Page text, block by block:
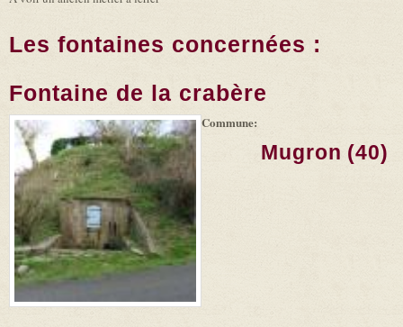
Les fontaines concernées :
Fontaine de la crabère
Leaflet (link is
|
Tiles
(link is
external)
©
Microsoft
and
suppliers
Commune:
Mugron (40)